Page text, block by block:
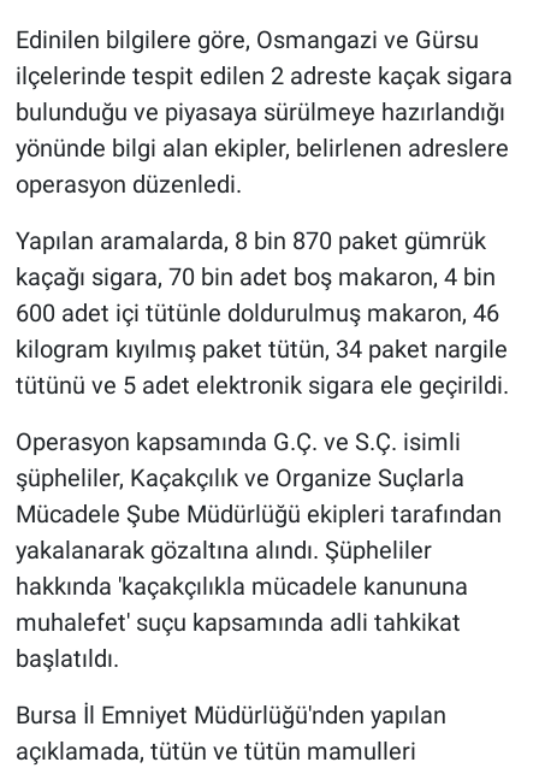
Edinilen bilgilere göre, Osmangazi ve Gürsu
ilçelerinde tespit edilen 2 adreste kaçak sigara
bulunduğu ve piyasaya sürülmeye hazırlandığı
yönünde bilgi alan ekipler, belirlenen adreslere
operasyon düzenledi.
Yapılan aramalarda, 8 bin 870 paket gümrük
kaçağı sigara, 70 bin adet boş makaron, 4 bin
600 adet içi tütünle doldurulmuş makaron, 46
kilogram kıyılmış paket tütün, 34 paket nargile
tütünü ve 5 adet elektronik sigara ele geçirildi.
Operasyon kapsamında G.Ç. ve S.Ç. isimli
şüpheliler, Kaçakçılık ve Organize Suçlarla
Mücadele Şube Müdürlüğü ekipleri tarafından
yakalanarak gözaltına alındı. Şüpheliler
hakkında 'kaçakçılıkla mücadele kanununa
muhalefet' suçu kapsamında adli tahkikat
başlatıldı.
Bursa İl Emniyet Müdürlüğü'nden yapılan
açıklamada, tütün ve tütün mamulleri